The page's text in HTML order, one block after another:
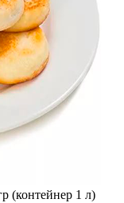
(контейнер 1 л)